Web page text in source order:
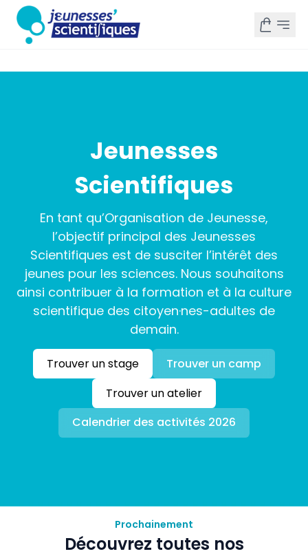
Jeunesses
Scientifiques
En tant qu’Organisation de Jeunesse,
l’objectif principal des Jeunesses
Scientifiques est de susciter l’intérêt des
jeunes pour les sciences. Nous souhaitons
ainsi contribuer à la formation et à la culture
scientifique des citoyen·nes-adultes de
demain.
Trouver un stage
Trouver un camp
Trouver un atelier
Calendrier des activités 2026
Prochainement
Découvrez toutes nos